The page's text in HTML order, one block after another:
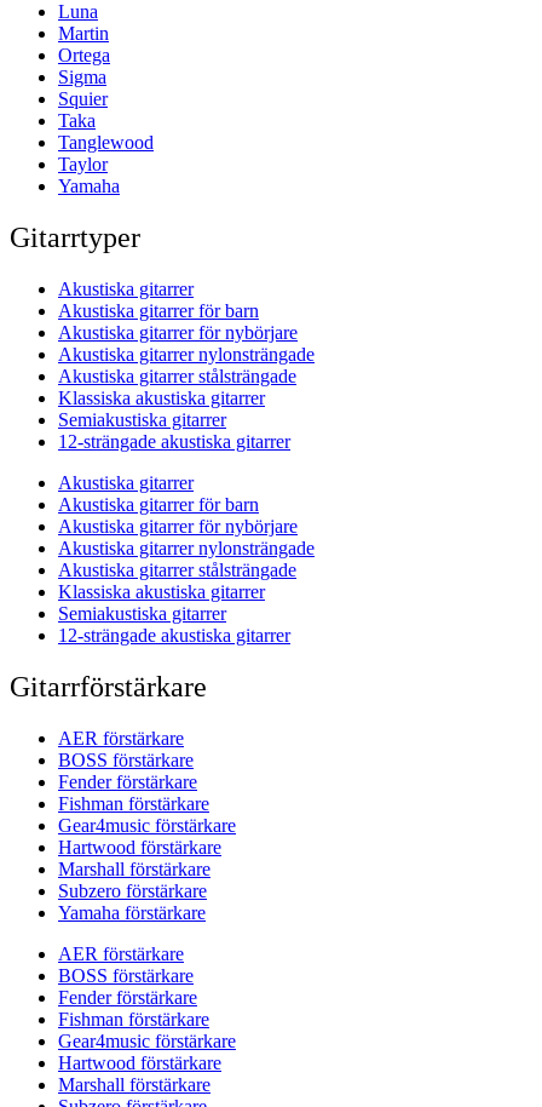
Luna
Martin
Ortega
Sigma
Squier
Taka
Tanglewood
Taylor
Yamaha
Gitarrtyper
Akustiska gitarrer
Akustiska gitarrer för barn
Akustiska gitarrer för nybörjare
Akustiska gitarrer nylonsträngade
Akustiska gitarrer stålsträngade
Klassiska akustiska gitarrer
Semiakustiska gitarrer
12-strängade akustiska gitarrer
Akustiska gitarrer
Akustiska gitarrer för barn
Akustiska gitarrer för nybörjare
Akustiska gitarrer nylonsträngade
Akustiska gitarrer stålsträngade
Klassiska akustiska gitarrer
Semiakustiska gitarrer
12-strängade akustiska gitarrer
Gitarrförstärkare
AER förstärkare
BOSS förstärkare
Fender förstärkare
Fishman förstärkare
Gear4music förstärkare
Hartwood förstärkare
Marshall förstärkare
Subzero förstärkare
Yamaha förstärkare
AER förstärkare
BOSS förstärkare
Fender förstärkare
Fishman förstärkare
Gear4music förstärkare
Hartwood förstärkare
Marshall förstärkare